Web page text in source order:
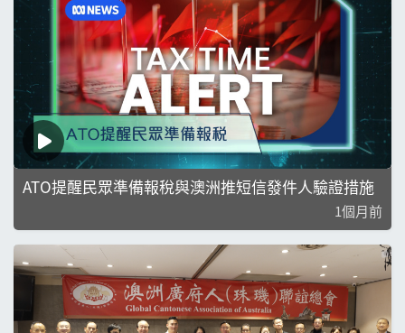
ATO提醒民眾準備報稅與澳洲推短信發件人驗證措施
1個月前